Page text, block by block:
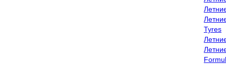
Tyres